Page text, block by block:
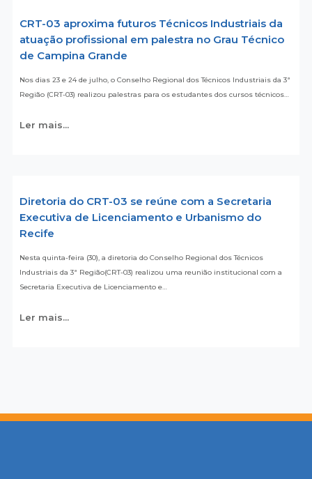
CRT-03 aproxima futuros Técnicos Industriais da
atuação profissional em palestra no Grau Técnico
de Campina Grande
Nos dias 23 e 24 de julho, o Conselho Regional dos Técnicos Industriais da 3ª
Região (CRT-03) realizou palestras para os estudantes dos cursos técnicos…
Ler mais...
Diretoria do CRT-03 se reúne com a Secretaria
Executiva de Licenciamento e Urbanismo do
Recife
Nesta quinta-feira (30), a diretoria do Conselho Regional dos Técnicos
Industriais da 3ª Região(CRT-03) realizou uma reunião institucional com a
Secretaria Executiva de Licenciamento e…
Ler mais...